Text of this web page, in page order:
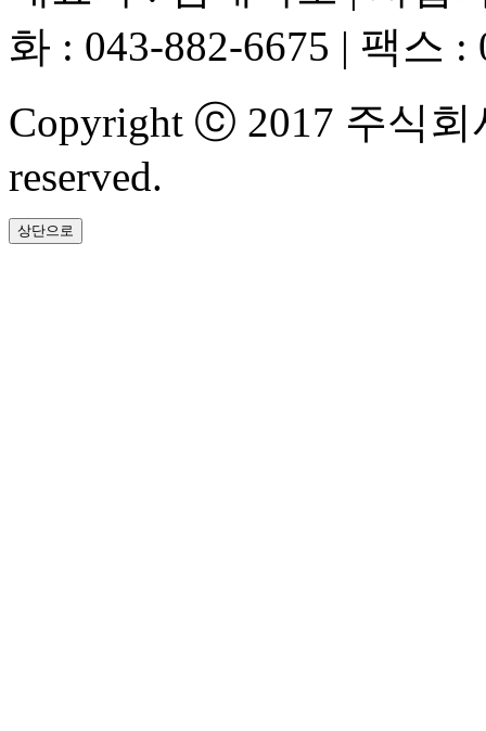
화 : 043-882-6675 | 팩스 :
Copyright ⓒ 2017 주식
reserved.
상단으로